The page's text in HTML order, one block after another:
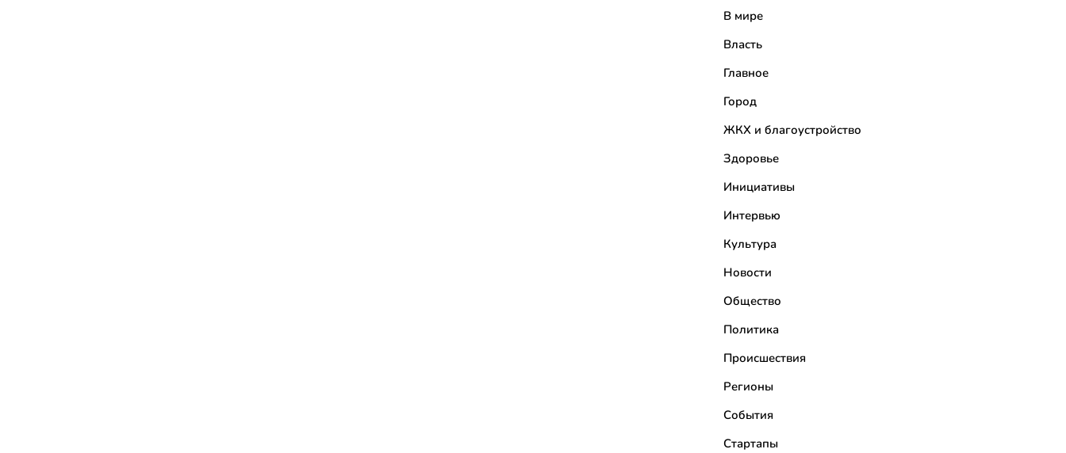
В мире
Власть
Главное
Город
ЖКХ и благоустройство
Здоровье
Инициативы
Интервью
Культура
Новости
Общество
Политика
Происшествия
Регионы
События
Стартапы